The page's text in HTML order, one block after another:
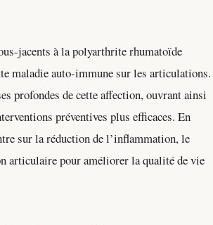
jacents à la polyarthrite rhumatoïde
maladie auto-immune sur les articulations.
profondes de cette affection, ouvrant ainsi
préventives plus efficaces. En
sur la réduction de l’inflammation, le
articulaire pour améliorer la qualité de vie